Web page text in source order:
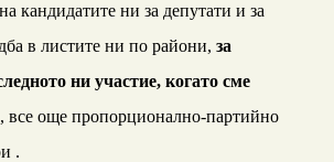
кандидатите ни за депутати и за
в листите ни по райони, за
ни участие, когато сме
все още пропорционално-партийно
.